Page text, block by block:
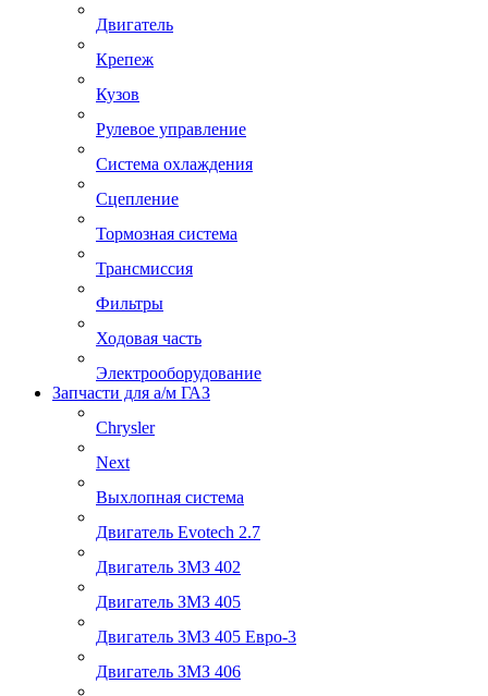
Двигатель
Крепеж
Кузов
Рулевое управление
Система охлаждения
Сцепление
Тормозная система
Трансмиссия
Фильтры
Ходовая часть
Электрооборудование
Запчасти для а/м ГАЗ
Chrysler
Next
Выхлопная система
Двигатель Evotech 2.7
Двигатель ЗМЗ 402
Двигатель ЗМЗ 405
Двигатель ЗМЗ 405 Евро-3
Двигатель ЗМЗ 406